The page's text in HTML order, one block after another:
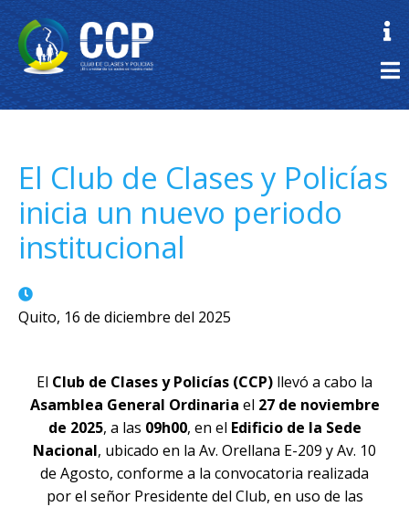
El Club de Clases y Policías
inicia un nuevo periodo
institucional
Quito, 16 de diciembre del 2025
El Club de Clases y Policías (CCP) llevó a cabo la
Asamblea General Ordinaria el 27 de noviembre
de 2025, a las 09h00, en el Edificio de la Sede
Nacional, ubicado en la Av. Orellana E-209 y Av. 10
de Agosto, conforme a la convocatoria realizada
por el señor Presidente del Club, en uso de las